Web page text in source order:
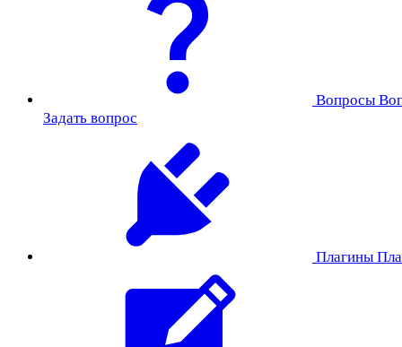
Вопросы
Задать вопрос
Плагины